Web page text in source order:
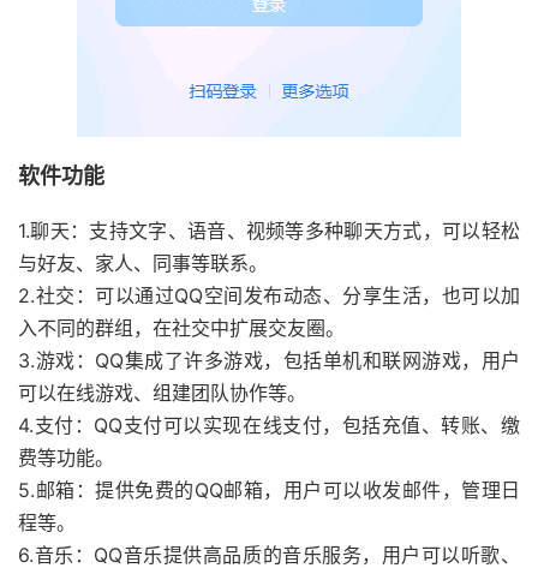
软件功能
1.聊天：支持文字、语音、视频等多种聊天方式，可以轻松
与好友、家人、同事等联系。
2.社交：可以通过QQ空间发布动态、分享生活，也可以加
入不同的群组，在社交中扩展交友圈。
3.游戏：QQ集成了许多游戏，包括单机和联网游戏，用户
可以在线游戏、组建团队协作等。
4.支付：QQ支付可以实现在线支付，包括充值、转账、缴
费等功能。
5.邮箱：提供免费的QQ邮箱，用户可以收发邮件，管理日
程等。
6.音乐：QQ音乐提供高品质的音乐服务，用户可以听歌、